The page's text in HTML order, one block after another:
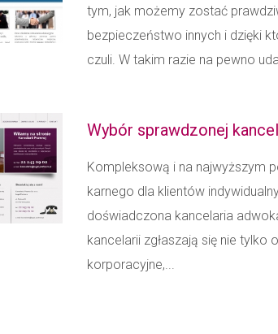
tym, jak możemy zostać
bezpieczeństwo innych i dzięki
czuli. W takim razie na pewno
Wybór sprawdzonej
Kompleksową i na najwyższym
karnego dla klientów
doświadczona kancelaria
kancelarii zgłaszają się nie
korporacyjne,...